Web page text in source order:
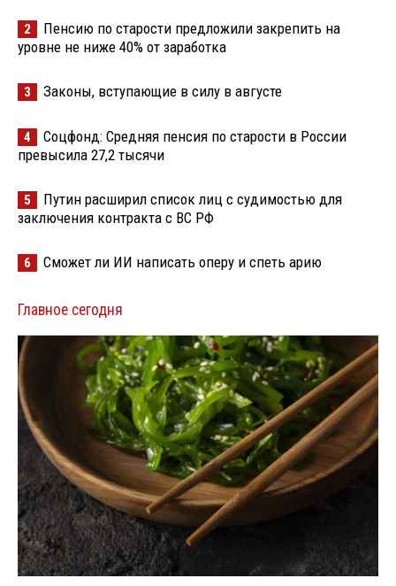
2
Пенсию по старости предложили закрепить на
уровне не ниже 40% от заработка
3 Законы, вступающие в силу в августе
4
Соцфонд: Средняя пенсия по старости в России
превысила 27,2 тысячи
5
Путин расширил список лиц с судимостью для
заключения контракта с ВС РФ
6 Сможет ли ИИ написать оперу и спеть арию
Главное сегодня